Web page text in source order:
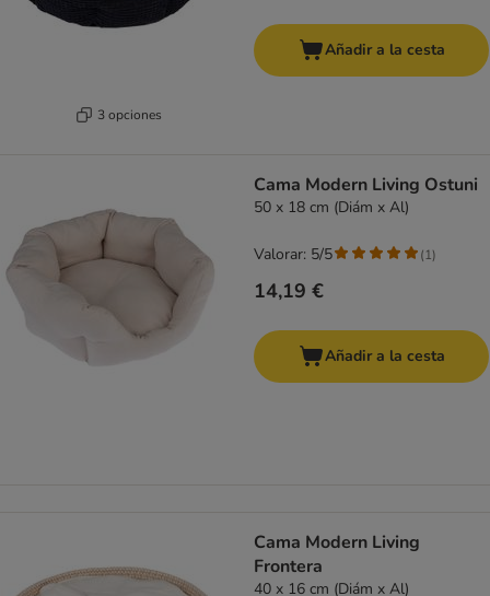
3 opciones
Añadir a la cesta
Cama Modern Living Ostuni
50 x 18 cm (Diám x Al)
14,19 €
Valorar: 5/5 (1)
Añadir a la cesta
Cama Modern Living
Frontera
40 x 16 cm (Diám x Al)